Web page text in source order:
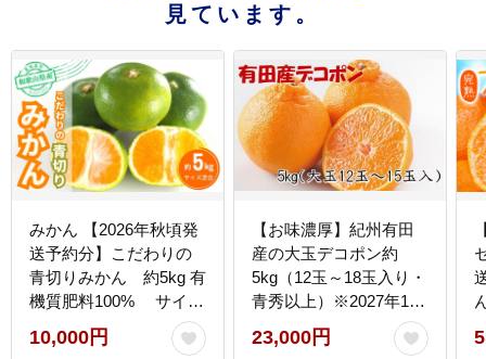
見ています。
みかん 【2026年秋頃発
送予約分】こだわりの
青切りみかん 約5kg 有
機質肥料100% サイズ
混合 ※2026年9月～10
月に順次発送予定（お
10,000円
【お味濃厚】紀州有田
産の大玉デコポン約
5kg（12玉～18玉入り・
青秀以上）※2027年1月
中旬～2027年3月中旬頃
順次発送【tec811B】
23,000円